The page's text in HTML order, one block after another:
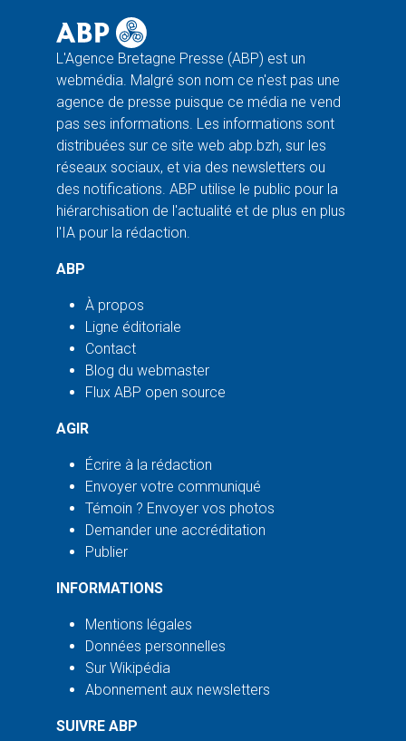
L'Agence Bretagne Presse (ABP) est un
webmédia. Malgré son nom ce n'est pas une
agence de presse puisque ce média ne vend
pas ses informations. Les informations sont
distribuées sur ce site web abp.bzh, sur les
réseaux sociaux, et via des newsletters ou
des notifications. ABP utilise le public pour la
hiérarchisation de l'actualité et de plus en plus
l'IA pour la rédaction.
ABP
À propos
Ligne éditoriale
Contact
Blog du webmaster
Flux ABP open source
AGIR
Écrire à la rédaction
Envoyer votre communiqué
Témoin ? Envoyer vos photos
Demander une accréditation
Publier
INFORMATIONS
Mentions légales
Données personnelles
Sur Wikipédia
Abonnement aux newsletters
SUIVRE ABP